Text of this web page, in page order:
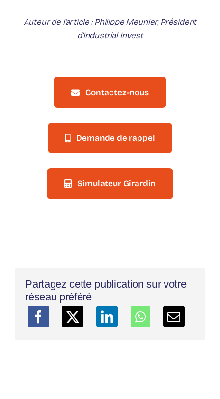
Auteur de l’article : Philippe Meunier, Président
d’Industrial Invest
Contactez-nous
Demande de rappel
Simulateur Girardin
Partagez cette publication sur votre
réseau préféré